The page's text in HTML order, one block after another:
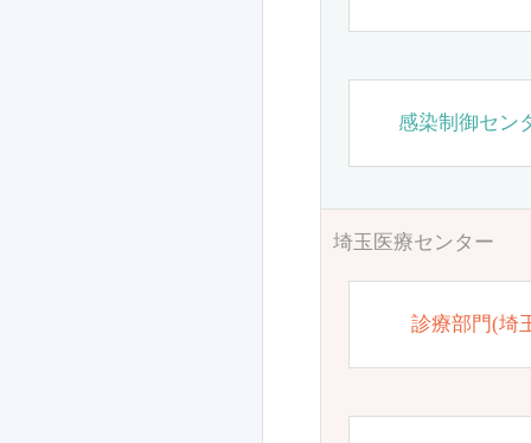
感染制御セン
埼玉医療センター
診療部門(埼